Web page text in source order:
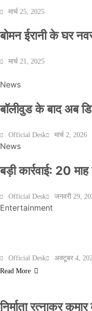
मार्च 25, 2025
बोमन ईरानी के घर
मार्च 21, 2025
News
बॉलीवुड के बाद अब
Official Desk मार्च 2, 2026
News
बड़ी कार्रवाई: 20
Official Desk जनवरी 29,
Entertainment
Official Desk
अक्टूबर 4,
Read More
निर्माता रत्नाकर